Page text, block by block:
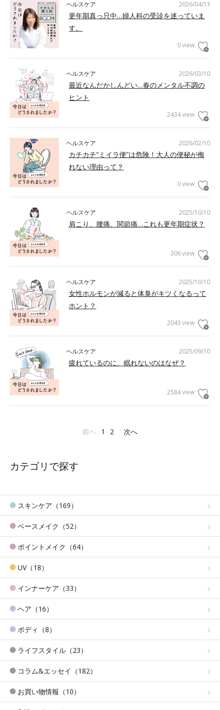
2026/04/13
ヘルスケア
更年期真っ只中…婦人科の受診を迷っていま
す。
0 view
2026/03/10
ヘルスケア
最近なんだかしんどい…春のメンタル不調の
ヒント
2434 view
2026/02/10
ヘルスケア
カチカチ“ミイラ便”は危険！大人の便秘が侮
れない理由って？
0 view
2025/10/10
ヘルスケア
肩こり、腰痛、関節痛…これも更年期症状？
306 view
2025/10/10
ヘルスケア
女性ホルモンが減ると体臭がキツくなるって
ホント？
2043 view
2025/09/10
ヘルスケア
疲れているのに、眠れないのはなぜ？
2584 view
前へ 1 2 次へ
カテゴリで探す
スキンケア（169）
ベースメイク（52）
ポイントメイク（64）
UV（18）
インナーケア（33）
ヘア（16）
ボディ（8）
ライフスタイル（23）
コラム&エッセイ（182）
お買い物情報（10）